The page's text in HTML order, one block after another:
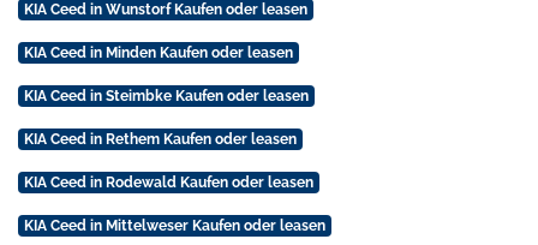
KIA Ceed in Wunstorf Kaufen oder leasen
KIA Ceed in Minden Kaufen oder leasen
KIA Ceed in Steimbke Kaufen oder leasen
KIA Ceed in Rethem Kaufen oder leasen
KIA Ceed in Rodewald Kaufen oder leasen
KIA Ceed in Mittelweser Kaufen oder leasen